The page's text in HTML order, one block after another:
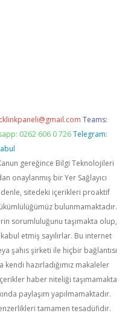
Teams:
0262 606 0 726 Telegram:
gereğince Bilgi Teknolojileri
onaylanmış bir Yer Sağlayıcı
sitedeki içerikleri proaktif
bulunmamaktadır.
sorumluluğunu taşımakta olup,
etmiş sayılırlar. Bu internet
şahıs şirketi ile hiçbir bağlantısı
hazırladığımız makaleler
haber niteliği taşımamakta
paylaşım yapılmamaktadır.
tamamen tesadüfidir.